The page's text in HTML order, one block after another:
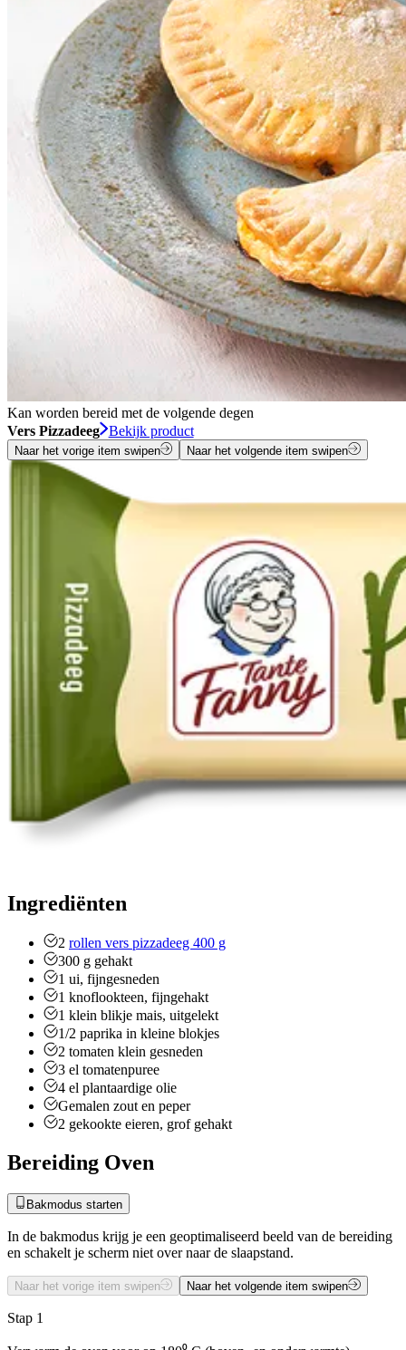
Kan worden bereid met de volgende degen
Vers Pizzadeeg Bekijk product
Naar het vorige item swipen Naar het volgende item swipen
Ingrediënten
2 rollen vers pizzadeeg 400 g
300 g gehakt
1 ui, fijngesneden
1 knoflookteen, fijngehakt
1 klein blikje mais, uitgelekt
1/2 paprika in kleine blokjes
2 tomaten klein gesneden
3 el tomatenpuree
4 el plantaardige olie
Gemalen zout en peper
2 gekookte eieren, grof gehakt
Bereiding Oven
Bakmodus starten
In de bakmodus krijg je een geoptimaliseerd beeld van de bereiding
en schakelt je scherm niet over naar de slaapstand.
Naar het vorige item swipen Naar het volgende item swipen
Stap 1